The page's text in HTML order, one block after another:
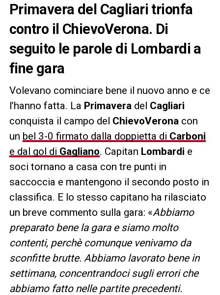
Primavera del Cagliari trionfa
contro il ChievoVerona. Di
seguito le parole di Lombardi a
fine gara
Volevano cominciare bene il nuovo anno e ce
l’hanno fatta. La Primaveradel Cagliari
conquista il campo del ChievoVeronacon
un bel 3-0 firmato dalla doppietta di Carboni
e dal gol di Gagliano. Capitan Lombardi e
soci tornano a casa con tre punti in
saccoccia e mantengono il secondo posto in
classifica. E lo stesso capitano ha rilasciato
un breve commento sulla gara: «Abbiamo
preparato bene la gara e siamo molto
contenti, perchè comunque venivamo da
sconfitte brutte. Abbiamo lavorato bene in
settimana, concentrandoci sugli errori che
abbiamo fatto nelle partite precedenti.